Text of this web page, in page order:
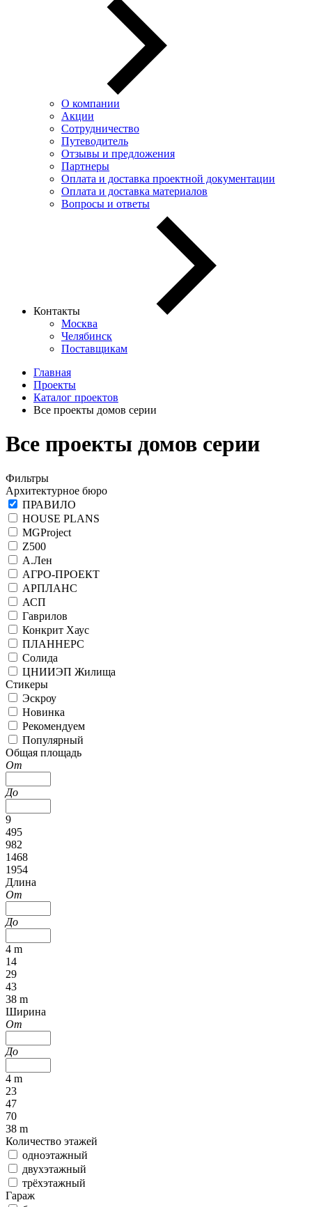
О компании
Акции
Сотрудничество
Путеводитель
Отзывы и предложения
Партнеры
Оплата и доставка проектной документации
Оплата и доставка материалов
Вопросы и ответы
Контакты
Москва
Челябинск
Поставщикам
Главная
Проекты
Каталог проектов
Все проекты домов серии
Все проекты домов серии
Фильтры
Архитектурное бюро
ПРАВИЛО
HOUSE PLANS
MGProject
Z500
А.Лен
АГРО-ПРОЕКТ
АРПЛАНС
АСП
Гаврилов
Конкрит Хаус
ПЛАННЕРС
Солида
ЦНИИЭП Жилища
Стикеры
Эскроу
Новинка
Рекомендуем
Популярный
Общая площадь
От
До
9
495
982
1468
1954
Длина
От
До
4 m
14
29
43
38 m
Ширина
От
До
4 m
23
47
70
38 m
Количество этажей
одноэтажный
двухэтажный
трёхэтажный
Гараж